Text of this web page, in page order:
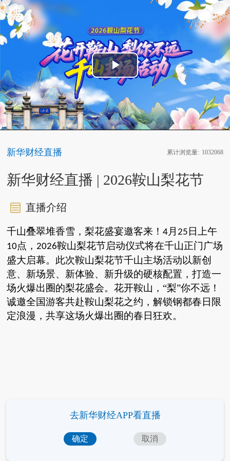
Play
Video
新华财经直播 累计浏览量: 1032068
新华财经直播 | 2026鞍山梨花节
直播介绍
千山叠翠堆香雪，梨花盛宴邀客来！4 月 25 日上午
10点， 2026鞍山梨花节启动仪式将在千山正门广场
盛大启幕。此次鞍山梨花节千山主场活动以新创
意、新场景、新体验、新升级的硬核配置，打造一
场火爆出圈的梨花盛会。花开鞍山，“梨”你不远！
诚邀全国游客共赴鞍山梨花之约，解锁钢都春日限
定浪漫，共享这场火爆出圈的春日狂欢。
去新华财经APP看直播
确定 取消